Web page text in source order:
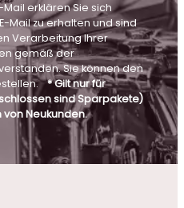
erklären Sie sich
Mail zu erhalten und sind
Verarbeitung Ihrer
gemäß der
Sie können den
* Gilt nur für
sind Sparpakete)
Neukunden.